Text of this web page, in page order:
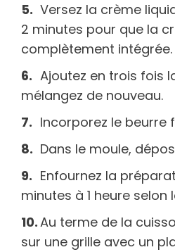
Versez la crème
2 minutes pour que la
complètement intégrée.
Ajoutez en trois fois
mélangez de nouveau.
Incorporez le beurre
Dans le moule,
Enfournez la
minutes à 1 heure selon
Au terme de la
sur une grille avec un